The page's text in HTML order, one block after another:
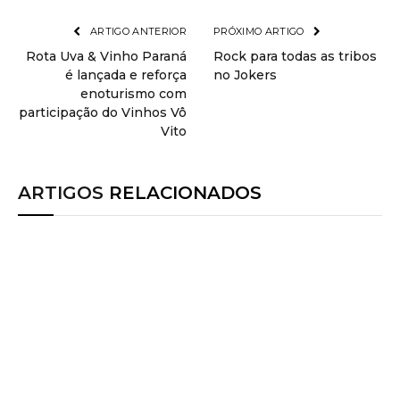
ARTIGO ANTERIOR
Rota Uva & Vinho Paraná
é lançada e reforça
enoturismo com
participação do Vinhos Vô
Vito
PRÓXIMO ARTIGO
Rock para todas as tribos
no Jokers
ARTIGOS RELACIONADOS